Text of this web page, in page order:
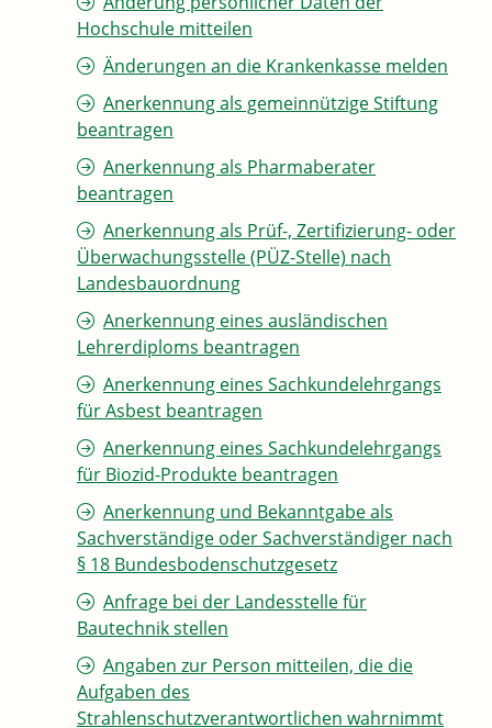
Hochschule mitteilen
Änderungen an die Krankenkasse melden
Anerkennung als gemeinnützige Stiftung
beantragen
Anerkennung als Pharmaberater
beantragen
Anerkennung als Prüf-, Zertifizierung- oder
Überwachungsstelle (PÜZ-Stelle) nach
Landesbauordnung
Anerkennung eines ausländischen
Lehrerdiploms beantragen
Anerkennung eines Sachkundelehrgangs
für Asbest beantragen
Anerkennung eines Sachkundelehrgangs
für Biozid-Produkte beantragen
Anerkennung und Bekanntgabe als
Sachverständige oder Sachverständiger nach
§ 18 Bundesbodenschutzgesetz
Anfrage bei der Landesstelle für
Bautechnik stellen
Angaben zur Person mitteilen, die die
Aufgaben des
Strahlenschutzverantwortlichen wahrnimmt